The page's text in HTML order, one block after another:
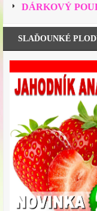
DÁRKOVÝ
SLAĎOUNKÉ